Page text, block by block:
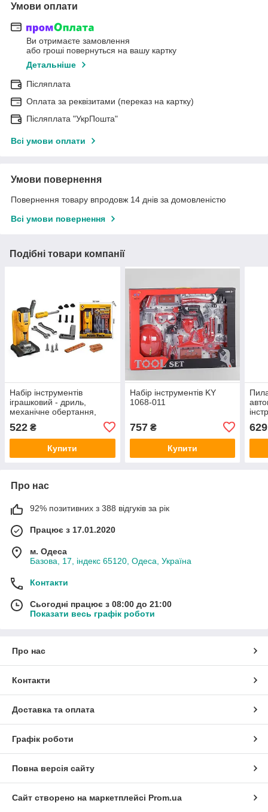
Умови оплати
Ви отримаєте замовлення
або гроші повернуться на вашу картку
Детальніше
Післяплата
Оплата за реквізитами (переказ на картку)
Післяплата "УкрПошта"
Всі умови оплати
Умови повернення
Повернення товару впродовж 14 днів за домовленістю
Всі умови повернення
Подібні товари компанії
Набір інструментів
іграшковий - дриль,
механічне обертання,
батарейках, лещата,
гайкові ключі T 038
522 ₴
Купити
Набір інструментів KY
1068-011
757₴
Купити
629
Про нас
92% позитивних з 388 відгуків за рік
Працює з 17.01.2020
м. Одеса
Базова, 17, індекс 65120, Одеса, Україна
Контакти
Сьогодні працює з 08:00 до 21:00
Показати весь графік роботи
Про нас
Контакти
Доставка та оплата
Графік роботи
Повна версія сайту
Сайт створено на маркетплейсі Prom.ua